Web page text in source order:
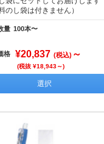
料のし袋は付きません）
量 100本〜
格 ¥20,837 (税込) ～
(税抜 ¥18,943～)
選択